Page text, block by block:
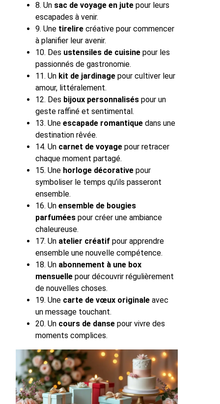
8. Un sac de voyage en jute pour leurs
escapades à venir.
9. Une tirelire créative pour commencer
à planifier leur avenir.
10. Des ustensiles de cuisine pour les
passionnés de gastronomie.
11. Un kit de jardinage pour cultiver leur
amour, littéralement.
12. Des bijoux personnalisés pour un
geste raffiné et sentimental.
13. Une escapade romantique dans une
destination rêvée.
14. Un carnet de voyage pour retracer
chaque moment partagé.
15. Une horloge décorative pour
symboliser le temps qu’ils passeront
ensemble.
16. Un ensemble de bougies
parfumées pour créer une ambiance
chaleureuse.
17. Un atelier créatif pour apprendre
ensemble une nouvelle compétence.
18. Un abonnement à une box
mensuelle pour découvrir régulièrement
de nouvelles choses.
19. Une carte de vœux originale avec
un message touchant.
20. Un cours de danse pour vivre des
moments complices.